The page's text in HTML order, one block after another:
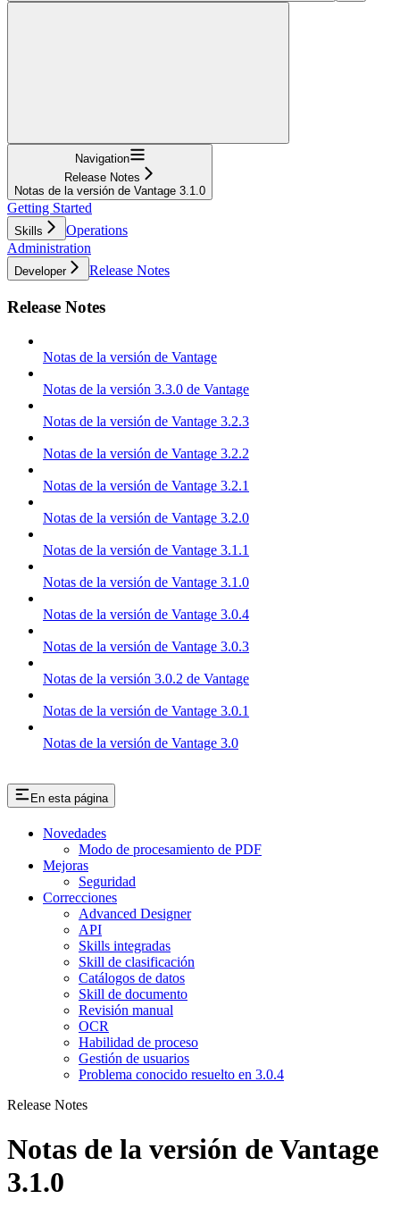
Navigation
Release Notes
Notas de la versión de Vantage 3.1.0
Getting Started
Skills
Operations
Administration
Developer Release Notes
Release Notes
Notas de la versión de Vantage
Notas de la versión 3.3.0 de Vantage
Notas de la versión de Vantage 3.2.3
Notas de la versión de Vantage 3.2.2
Notas de la versión de Vantage 3.2.1
Notas de la versión de Vantage 3.2.0
Notas de la versión de Vantage 3.1.1
Notas de la versión de Vantage 3.1.0
Notas de la versión de Vantage 3.0.4
Notas de la versión de Vantage 3.0.3
Notas de la versión 3.0.2 de Vantage
Notas de la versión de Vantage 3.0.1
Notas de la versión de Vantage 3.0
En esta página
Novedades
Modo de procesamiento de PDF
Mejoras
Seguridad
Correcciones
Advanced Designer
API
Skills integradas
Skill de clasificación
Catálogos de datos
Skill de documento
Revisión manual
OCR
Habilidad de proceso
Gestión de usuarios
Problema conocido resuelto en 3.0.4
Release Notes
Notas de la versión de Vantage
3.1.0